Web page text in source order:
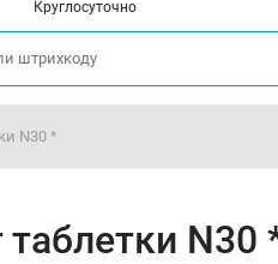
Круглосуточно
N30 *
N30